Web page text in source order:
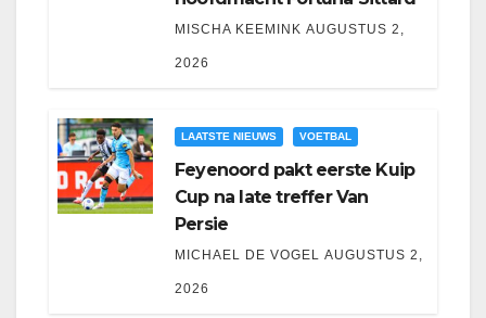
MISCHA KEEMINK AUGUSTUS 2,
2026
LAATSTE NIEUWS VOETBAL
Feyenoord pakt eerste Kuip
Cup na late treffer Van
Persie
MICHAEL DE VOGEL AUGUSTUS 2,
2026